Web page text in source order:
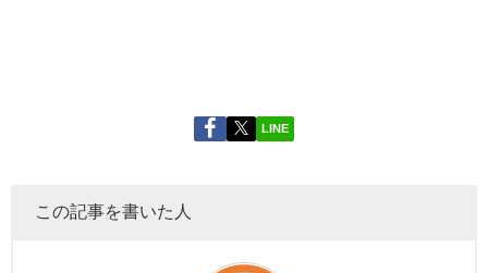
LINE
この記事を書いた人